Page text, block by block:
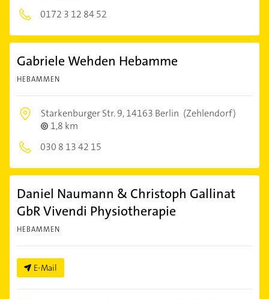
0172 3 12 84 52
Gabriele Wehden Hebamme
HEBAMMEN
Starkenburger Str. 9,14163 Berlin (Zehlendorf)
1,8 km
030 8 13 42 15
Daniel Naumann & Christoph Gallinat
GbR Vivendi Physiotherapie
HEBAMMEN
E-Mail